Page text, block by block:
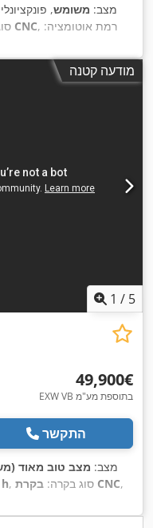
מצב: משומש,
, בקרת CNC , רמת אוטומציה:
, הספק לייזר:4,000 וואט
מירבי של יריעת פלדה:
מודעה קטנה
1 / 5
‏49,900 ‏€
EXW VB בתוספת מע"מ
התקשר
מצב: מצב טוב מאוד
60,120 h , סוג בקרה: בקרת CNC,
חצי
CO₂ לייזר, יצרן מקור לייזר:FANUC AF 4000